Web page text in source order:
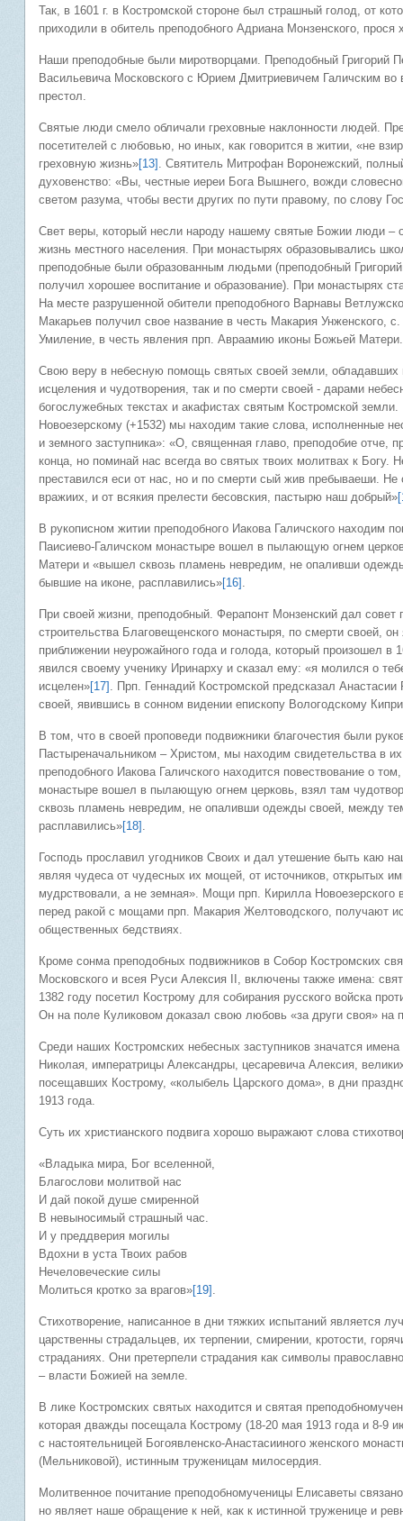
Так, в 1601 г. в Костромской стороне был страшный голод, от
приходили в обитель преподобного Адриана Монзенского, прося
Наши преподобные были миротворцами. Преподобный Григорий
Васильевича Московского с Юрием Дмитриевичем Галичским
престол.
Святые люди смело обличали греховные наклонности людей.
посетителей с любовью, но иных, как говорится в житии, «не
греховную жизнь»[13] . Святитель Митрофан Воронежский,
духовенство: «Вы, честные иереи Бога Вышнего, вожди
светом разума, чтобы вести других по пути правому, по слову
Свет веры, который несли народу нашему святые Божии люди –
жизнь местного населения. При монастырях образовывались
преподобные были образованным людьми (преподобный
получил хорошее воспитание и образование). При монастырях
На месте разрушенной обители преподобного Варнавы
Макарьев получил свое название в честь Макария Унженского,
Умиление, в честь явления прп. Авраамию иконы Божьей Матери.
Свою веру в небесную помощь святых своей земли, обладавших
исцеления и чудотворения, так и по смерти своей - дарами
богослужебных текстах и акафистах святым Костромской
Новоезерскому (+1532) мы находим такие слова, исполненные
и земного заступника»: «О, священная главо, преподобие отче,
конца, но поминай нас всегда во святых твоих молитвах к
преставился еси от нас, но и по смерти сый жив пребываеши. Не
вражиих, и от всякия прелести бесовския, пастырю наш добрый»
В рукописном житии преподобного Иакова Галичского находим
Паисиево-Галичском монастыре вошел в пылающую огнем
Матери и «вышел сквозь пламень невредим, не опаливши
бывшие на иконе, расплавились»[16] .
При своей жизни, преподобный. Ферапонт Монзенский дал
строительства Благовещенского монастыря, по смерти своей,
приближении неурожайного года и голода, который произошел в
явился своему ученику Иринарху и сказал ему: «я молился о
исцелен»[17] . Прп. Геннадий Костромской предсказал
своей, явившись в сонном видении епископу Вологодскому
В том, что в своей проповеди подвижники благочестия были
Пастыреначальником – Христом, мы находим свидетельства в
преподобного Иакова Галичского находится повествование о
монастыре вошел в пылающую огнем церковь, взял там
сквозь пламень невредим, не опаливши одежды своей, между
расплавились»[18] .
Господь прославил угодников Своих и дал утешение быть каю
являя чудеса от чудесных их мощей, от источников, открытых
мудрствовали, а не земная». Мощи прп. Кирилла
перед ракой с мощами прп. Макария Желтоводского, получают
общественных бедствиях.
Кроме сонма преподобных подвижников в Собор Костромских
Московского и всея Руси Алексия II, включены также имена:
1382 году посетил Кострому для собирания русского войска
Он на поле Куликовом доказал свою любовь «за други своя» на
Среди наших Костромских небесных заступников значатся
Николая, императрицы Александры, цесаревича Алексия,
посещавших Кострому, «колыбель Царского дома», в дни
1913 года.
Суть их христианского подвига хорошо выражают слова
«Владыка мира, Бог вселенной,
Благослови молитвой нас
И дай покой душе смиренной
В невыносимый страшный час.
И у преддверия могилы
Вдохни в уста Твоих рабов
Нечеловеческие силы
Молиться кротко за врагов»[19] .
Стихотворение, написанное в дни тяжких испытаний является
царственны страдальцев, их терпении, смирении, кротости,
страданиях. Они претерпели страдания как символы
– власти Божией на земле.
В лике Костромских святых находится и святая
которая дважды посещала Кострому (18-20 мая 1913 года и 8-9
с настоятельницей Богоявленско-Анастасииного женского
(Мельниковой), истинным труженицам милосердия.
Молитвенное почитание преподобномученицы Елисаветы
но являет наше обращение к ней, как к истинной труженице и